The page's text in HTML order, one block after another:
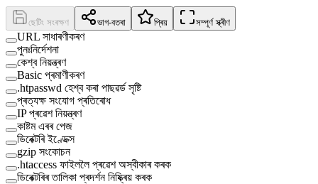
ছেটিং সংৰক্ষণ ভাগ-বতৰা প্ৰিয় সম্পূৰ্ণ স্ক্ৰীণ
URL সাধাৰণীকৰণ
পুনঃনিৰ্দেশনা
কেশ্ব নিয়ন্ত্ৰণ
Basic প্ৰমাণীকৰণ
.htpasswd হেশ্ব কৰা পাছৱৰ্ড সৃষ্টি
প্ৰত্যক্ষ সংযোগ প্ৰতিৰোধ
IP প্ৰৱেশ নিয়ন্ত্ৰণ
কাষ্টম এৰৰ পেজ
ডিৰেক্টৰি ইণ্ডেক্স
gzip সংকোচন
.htaccess ফাইললৈ প্ৰৱেশ অস্বীকাৰ কৰক
ডিৰেক্টৰিৰ তালিকা প্ৰদৰ্শন নিষ্ক্ৰিয় কৰক